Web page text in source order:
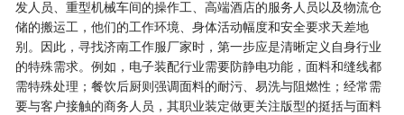
发人员、重型机械车间的操作工、高端酒店的服务人员以及物流仓
储的搬运工，他们的工作环境、身体活动幅度和安全要求天差地
别。因此，寻找济南工作服厂家时，第一步应是清晰定义自身行业
的特殊需求。例如，电子装配行业需要防静电功能，面料和缝线都
需特殊处理；餐饮后厨则强调面料的耐污、易洗与阻燃性；经常需
要与客户接触的商务人员，其职业装定做更关注版型的挺括与面料